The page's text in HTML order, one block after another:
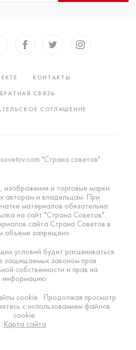
КОНТАКТЫ
СВЯЗЬ
СОГЛАШЕНИЕ
"Страна советов"
изображения и торговые марки
авторам и владельцам. При
материалов обязательна
на сайт "Страна Советов".
сайта Страна Советов в
объеме запрещено.
условий будет расцениваться
защищаемых законом прав
собственности и прав на
информацию.
cookie . Продолжая просмотр
с использованием файлов
cookie.
Карта сайта